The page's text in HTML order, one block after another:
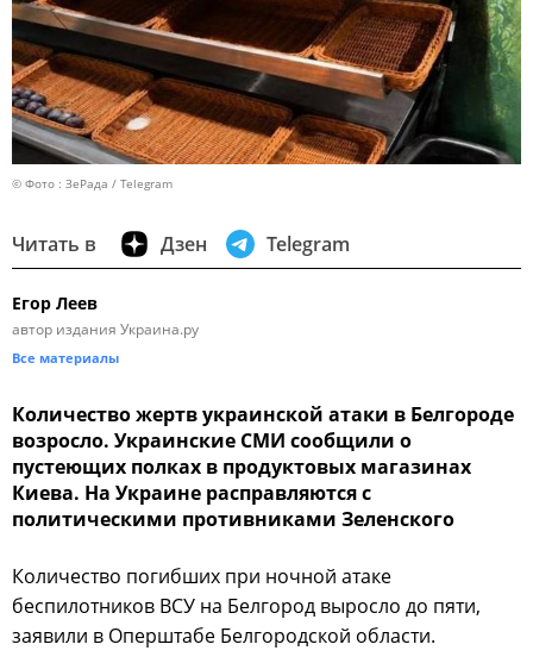
© Фото : ЗеРада / Telegram
Читать в Дзен Telegram
Егор Леев
автор издания Украина.ру
Все материалы
Количество жертв украинской атаки в Белгороде
возросло. Украинские СМИ сообщили о
пустеющих полках в продуктовых магазинах
Киева. На Украине расправляются с
политическими противниками Зеленского
Количество погибших при ночной атаке
беспилотников ВСУ на Белгород выросло до пяти,
заявили в Оперштабе Белгородской области.